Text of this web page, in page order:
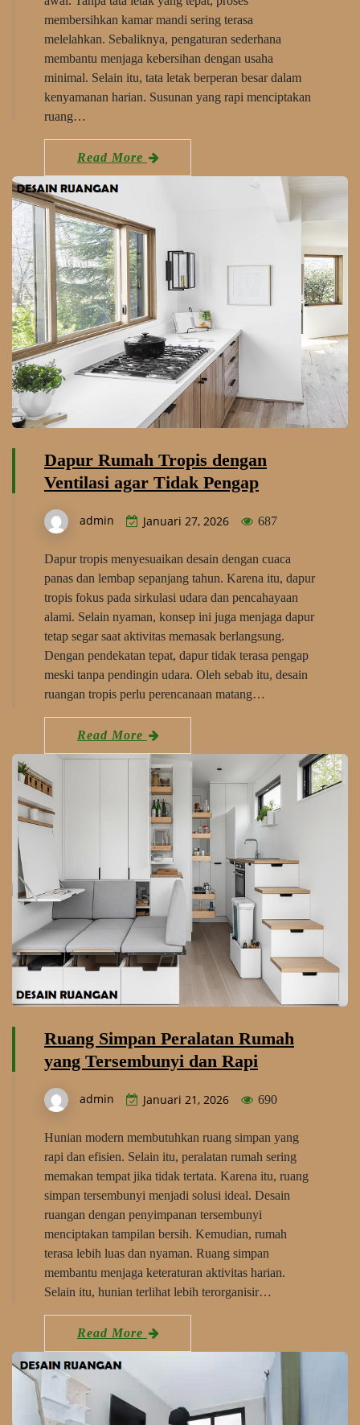
membersihkan kamar mandi sering terasa
melelahkan. Sebaliknya, pengaturan sederhana
membantu menjaga kebersihan dengan usaha
minimal. Selain itu, tata letak berperan besar dalam
kenyamanan harian. Susunan yang rapi menciptakan
ruang…
Read More
Dapur Rumah Tropis dengan
Ventilasi agar Tidak Pengap
admin Januari 27, 2026 687
Dapur tropis menyesuaikan desain dengan cuaca
panas dan lembap sepanjang tahun. Karena itu, dapur
tropis fokus pada sirkulasi udara dan pencahayaan
alami. Selain nyaman, konsep ini juga menjaga dapur
tetap segar saat aktivitas memasak berlangsung.
Dengan pendekatan tepat, dapur tidak terasa pengap
meski tanpa pendingin udara. Oleh sebab itu, desain
ruangan tropis perlu perencanaan matang…
Read More
Ruang Simpan Peralatan Rumah
yang Tersembunyi dan Rapi
admin Januari 21, 2026 690
Hunian modern membutuhkan ruang simpan yang
rapi dan efisien. Selain itu, peralatan rumah sering
memakan tempat jika tidak tertata. Karena itu, ruang
simpan tersembunyi menjadi solusi ideal. Desain
ruangan dengan penyimpanan tersembunyi
menciptakan tampilan bersih. Kemudian, rumah
terasa lebih luas dan nyaman. Ruang simpan
membantu menjaga keteraturan aktivitas harian.
Selain itu, hunian terlihat lebih terorganisir…
Read More